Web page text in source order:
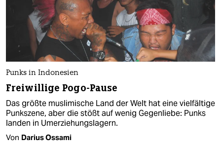
Punks in Indonesien
Freiwillige Pogo-Pause
Das größte muslimische Land der Welt hat eine vielfältige
Punkszene, aber die stößt auf wenig Gegenliebe: Punks
landen in Umerziehungslagern.
Von Darius Ossami